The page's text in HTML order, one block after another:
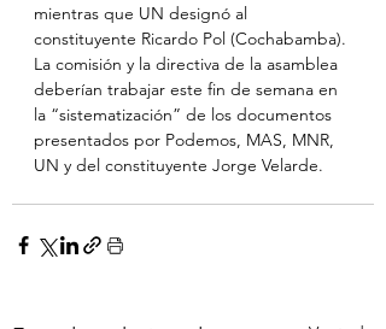
mientras que UN designó al
constituyente Ricardo Pol (Cochabamba).
La comisión y la directiva de la asamblea
deberían trabajar este fin de semana en
la “sistematización” de los documentos
presentados por Podemos, MAS, MNR,
UN y del constituyente Jorge Velarde.